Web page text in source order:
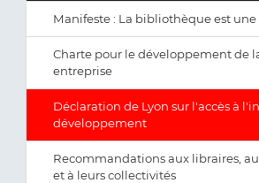
Manifeste : La bibliothèque est
Charte pour le développement de
entreprise
Déclaration de Lyon sur l'accès à
développement
Recommandations aux libraires,
et à leurs collectivités